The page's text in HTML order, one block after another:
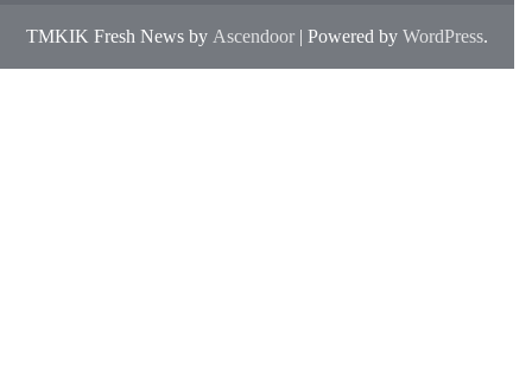
TMKIK Fresh News by Ascendoor | Powered by WordPress.